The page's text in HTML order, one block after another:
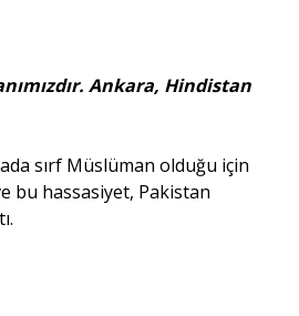
Ankara, Hindistan
sırf Müslüman olduğu için
bu hassasiyet, Pakistan